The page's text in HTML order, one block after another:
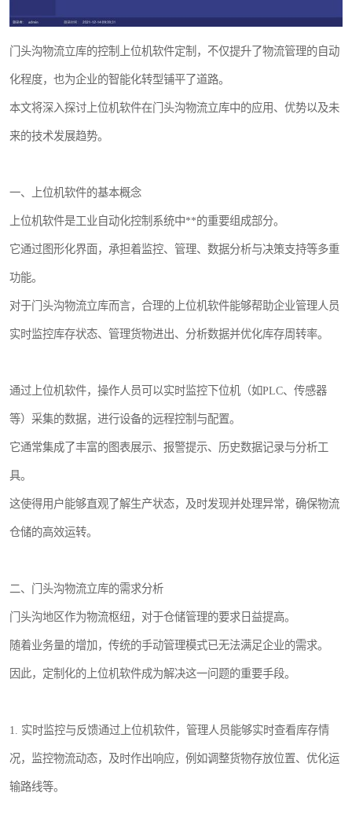
门头沟物流立库的控制上位机软件定制，不仅提升了物流管理的自动
化程度，也为企业的智能化转型铺平了道路。
本文将深入探讨上位机软件在门头沟物流立库中的应用、优势以及未
来的技术发展趋势。
一、上位机软件的基本概念
上位机软件是工业自动化控制系统中**的重要组成部分。
它通过图形化界面，承担着监控、管理、数据分析与决策支持等多重
功能。
对于门头沟物流立库而言，合理的上位机软件能够帮助企业管理人员
实时监控库存状态、管理货物进出、分析数据并优化库存周转率。
通过上位机软件，操作人员可以实时监控下位机（如PLC、传感器
等）采集的数据，进行设备的远程控制与配置。
它通常集成了丰富的图表展示、报警提示、历史数据记录与分析工
具。
这使得用户能够直观了解生产状态，及时发现并处理异常，确保物流
仓储的高效运转。
二、门头沟物流立库的需求分析
门头沟地区作为物流枢纽，对于仓储管理的要求日益提高。
随着业务量的增加，传统的手动管理模式已无法满足企业的需求。
因此，定制化的上位机软件成为解决这一问题的重要手段。
1. 实时监控与反馈通过上位机软件，管理人员能够实时查看库存情
况，监控物流动态，及时作出响应，例如调整货物存放位置、优化运
输路线等。
WCS仓储物流上位机软件
WMS立体仓库上位机软件